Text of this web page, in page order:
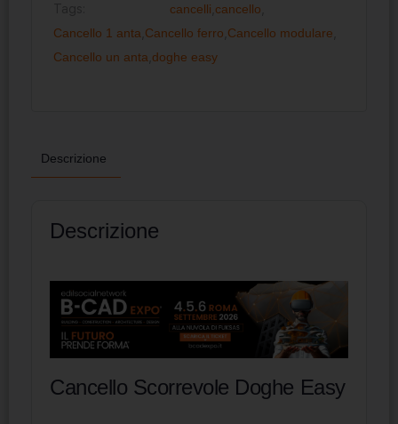
cancelli cancello
Cancello 1 anta Cancello ferro Cancello modulare
Cancello un anta doghe easy
Descrizione
Descrizione
Cancello Scorrevole Doghe Easy